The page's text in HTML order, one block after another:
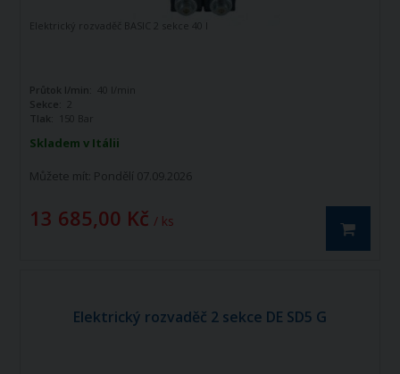
Skladem v Itálii
Můžete mít: Pondělí 07.09.2026
13 685,00 Kč / ks
Elektrický rozvaděč BASIC 2 sekce 40 l
Průtok l/min:
40 l/min
Sekce:
Tlak:
150 Bar
Elektrický rozvaděč 2 sekce DE SD5 G